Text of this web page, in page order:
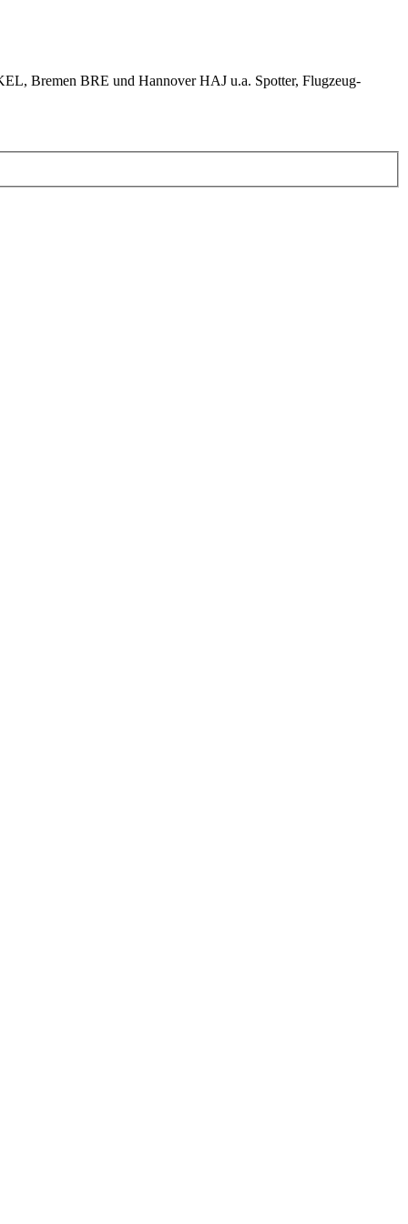
Bremen BRE und Hannover HAJ u.a. Spotter, Flugzeug-